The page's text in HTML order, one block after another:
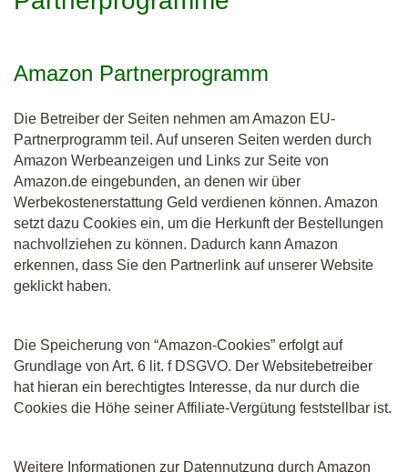
Amazon Partnerprogramm
Die Betreiber der Seiten nehmen am Amazon EU-
Partnerprogramm teil. Auf unseren Seiten werden durch
Amazon Werbeanzeigen und Links zur Seite von
Amazon.de eingebunden, an denen wir über
Werbekostenerstattung Geld verdienen können. Amazon
setzt dazu Cookies ein, um die Herkunft der Bestellungen
nachvollziehen zu können. Dadurch kann Amazon
erkennen, dass Sie den Partnerlink auf unserer Website
geklickt haben.
Die Speicherung von “Amazon-Cookies” erfolgt auf
Grundlage von Art. 6 lit. f DSGVO. Der Websitebetreiber
hat hieran ein berechtigtes Interesse, da nur durch die
Cookies die Höhe seiner Affiliate-Vergütung feststellbar ist.
Weitere Informationen zur Datennutzung durch Amazon